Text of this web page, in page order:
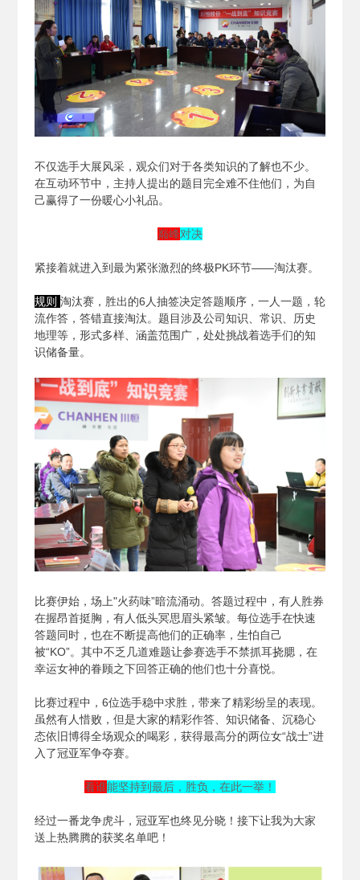
不仅选手大展风采，观众们对于各类知识的了解也不少。
在互动环节中，主持人提出的题目完全难不住他们，为自
己赢得了一份暖心小礼品。
巅峰对决
紧接着就进入到最为紧张激烈的终极PK环节——淘汰赛。
规则 淘汰赛，胜出的6人抽签决定答题顺序，一人一题，轮
流作答，答错直接淘汰。题目涉及公司知识、常识、历史
地理等，形式多样、涵盖范围广，处处挑战着选手们的知
识储备量。
比赛伊始，场上"火药味”暗流涌动。答题过程中，有人胜券
在握昂首挺胸，有人低头冥思眉头紧皱。每位选手在快速
答题同时，也在不断提高他们的正确率，生怕自己
被“KO”。其中不乏几道难题让参赛选手不禁抓耳挠腮，在
幸运女神的眷顾之下回答正确的他们也十分喜悦。
比赛过程中，6位选手稳中求胜，带来了精彩纷呈的表现。
虽然有人惜败，但是大家的精彩作答、知识储备、沉稳心
态依旧博得全场观众的喝彩，获得最高分的两位女“战士”进
入了冠亚军争夺赛。
看谁能坚持到最后，胜负，在此一举！
经过一番龙争虎斗，冠亚军也终见分晓！接下让我为大家
送上热腾腾的获奖名单吧！